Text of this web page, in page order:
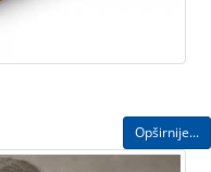
Opširnije...